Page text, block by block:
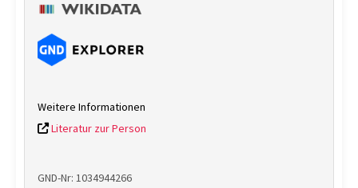
Weitere Informationen
Literatur zur Person
GND-Nr: 1034944266